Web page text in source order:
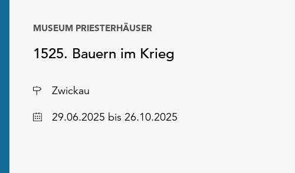
MUSEUM PRIESTERHÄUSER
1525. Bauern im Krieg
Ort
Zwickau
Datum29.06.2025 bis 26.10.2025